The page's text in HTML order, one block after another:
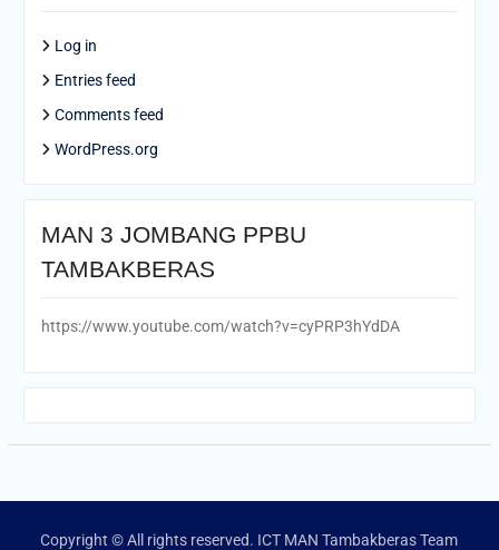
Log in
Entries feed
Comments feed
WordPress.org
MAN 3 JOMBANG PPBU
TAMBAKBERAS
https://www.youtube.com/watch?v=cyPRP3hYdDA
Copyright © All rights reserved. ICT MAN Tambakberas Team